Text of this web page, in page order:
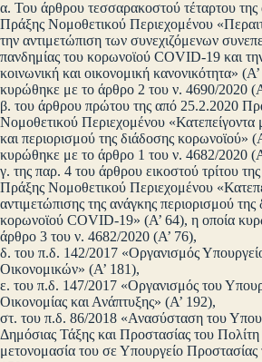
α. Του άρθρου τεσσαρακοστού τέταρτου
Πράξης Νομοθετικού Περιεχομένου
την αντιμετώπιση των συνεχιζόμενων
πανδημίας του κορωνοϊού COVID-19 και
κοινωνική και οικονομική κανονικότητα»
κυρώθηκε με το άρθρο 2 του ν. 4690/2020
β. του άρθρου πρώτου της από 25.2.2020
Νομοθετικού Περιεχομένου «Κατεπείγοντα
και περιορισμού της διάδοσης κορωνοϊού»
κυρώθηκε με το άρθρο 1 του ν. 4682/2020
γ. της παρ. 4 του άρθρου εικοστού τρίτου
Πράξης Νομοθετικού Περιεχομένου
αντιμετώπισης της ανάγκης περιορισμού
κορωνοϊού COVID-19» (Α’ 64), η οποία
άρθρο 3 του ν. 4682/2020 (Α’ 76),
δ. του π.δ. 142/2017 «Οργανισμός
Οικονομικών» (Α’ 181),
ε. του π.δ. 147/2017 «Οργανισμός του
Οικονομίας και Ανάπτυξης» (Α’ 192),
στ. του π.δ. 86/2018 «Ανασύσταση του
Δημόσιας Τάξης και Προστασίας του Πολίτη
μετονομασία του σε Υπουργείο Προστασίας